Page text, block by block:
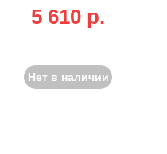
5 610 p.
Нет в наличии